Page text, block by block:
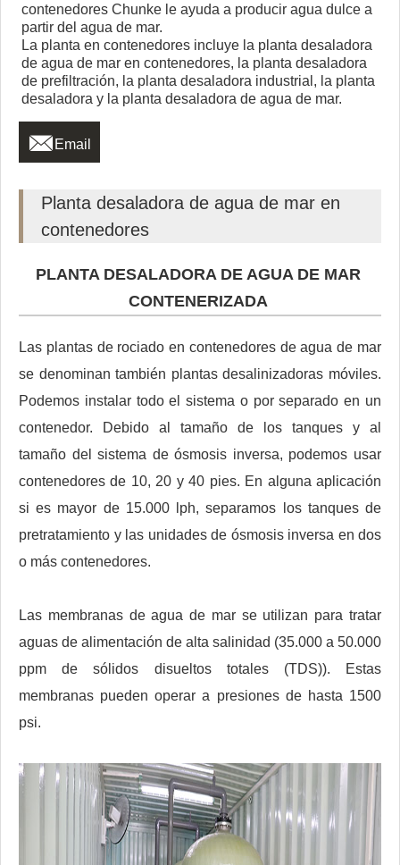
contenedores Chunke le ayuda a producir agua dulce a
partir del agua de mar.
La planta en contenedores incluye la planta desaladora
de agua de mar en contenedores, la planta desaladora
de prefiltración, la planta desaladora industrial, la planta
desaladora y la planta desaladora de agua de mar.
 Email
Planta desaladora de agua de mar en
contenedores
PLANTA DESALADORA DE AGUA DE MAR
CONTENERIZADA
Las plantas de rociado en contenedores de agua de mar
se denominan también plantas desalinizadoras móviles.
Podemos instalar todo el sistema o por separado en un
contenedor. Debido al tamaño de los tanques y al
tamaño del sistema de ósmosis inversa, podemos usar
contenedores de 10, 20 y 40 pies. En alguna aplicación
si es mayor de 15.000 lph, separamos los tanques de
pretratamiento y las unidades de ósmosis inversa en dos
o más contenedores.
Las membranas de agua de mar se utilizan para tratar
aguas de alimentación de alta salinidad (35.000 a 50.000
ppm de sólidos disueltos totales (TDS)). Estas
membranas pueden operar a presiones de hasta 1500
psi.